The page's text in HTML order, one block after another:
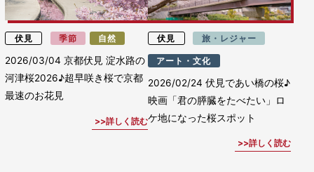
伏見 季節 自然
2026/03/04京都伏見 淀水路の
河津桜2026♪超早咲き桜で京都
最速のお花見
詳しく読む
伏見 旅・レジャー
アート・文化
2026/02/24 伏見であい橋の桜♪
映画「君の膵臓をたべたい」ロ
ケ地になった桜スポット
詳しく読む